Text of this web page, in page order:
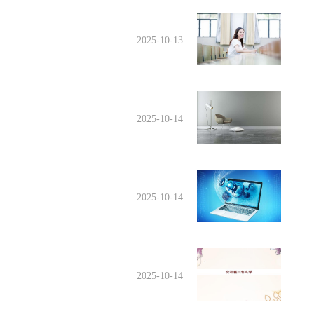
2025-10-13
2025-10-14
2025-10-14
2025-10-14